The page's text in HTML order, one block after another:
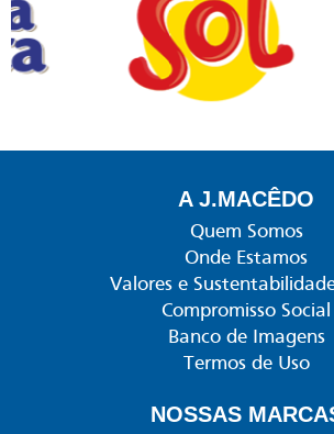
A J.MACÊDO
Quem Somos
Onde Estamos
Valores e
Compromisso Social
Banco de Imagens
Termos de Uso
NOSSAS